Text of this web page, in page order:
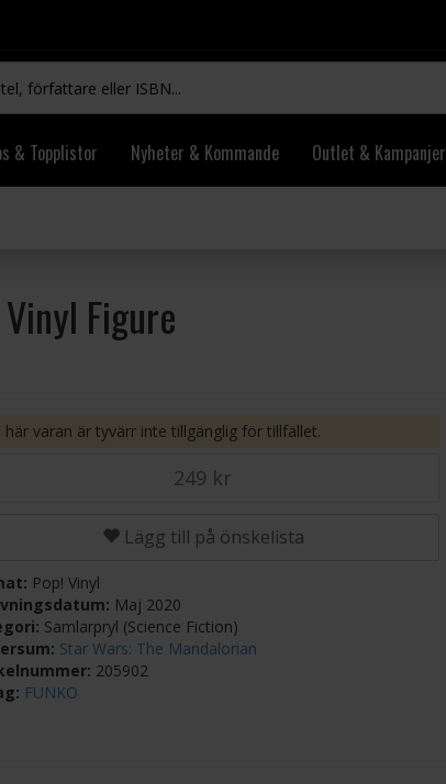
& Topplistor Nyheter & Kommande Outlet & Kampanjer
Figure
här varan är tyvärr inte tillgänglig för tillfället.
249 kr
Lägg till på önskelista
Pop! Vinyl
Maj 2020
Samlarpryl (Science Fiction)
Star Wars: The Mandalorian
205902
FUNKO